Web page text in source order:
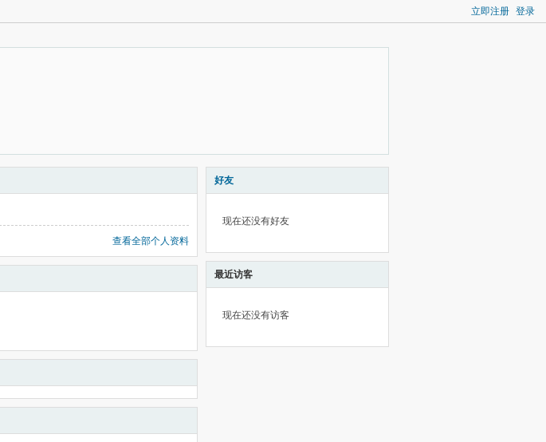
立即注册 登录
查看全部个人资料
好友
现在还没有好友
最近访客
现在还没有访客